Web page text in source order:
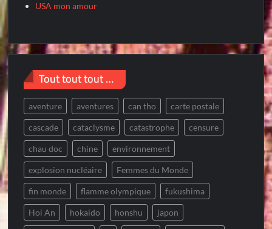
USA mon amour
Tout tout tout …
aventure aventures can tho carte postale
cascade cataclysme catastrophe censure
chau doc chine environnement
explosion nucléaire Femmes du Monde
fin monde flamme olympique fukushima
Hoi An hokaido honshu japon